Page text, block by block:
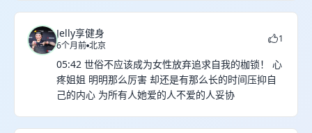
Jelly享健身
6个月前 北京
1
05:42 世俗不应该成为女性放弃追求自我的枷锁！ 心
疼姐姐 明明那么厉害 却还是有那么长的时间压抑自
己的内心 为所有人她爱的人不爱的人妥协